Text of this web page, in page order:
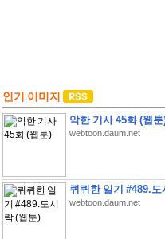
인기 이미지
악한 기사 45화 (웹툰
webtoon.daum.net
퀴퀴한 일기 #489.도
webtoon.daum.net